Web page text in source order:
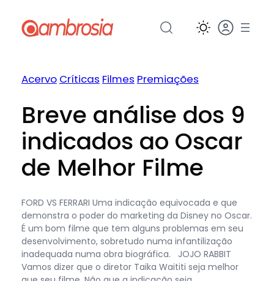
para
Acervo Críticas Filmes Premiações
Breve análise dos 9
indicados ao Oscar
de Melhor Filme
FORD VS FERRARI Uma indicação equivocada e que
demonstra o poder do marketing da Disney no Oscar.
É um bom filme que tem alguns problemas em seu
desenvolvimento, sobretudo numa infantilização
inadequada numa obra biográfica. JOJO RABBIT
Vamos dizer que o diretor Taika Waititi seja melhor